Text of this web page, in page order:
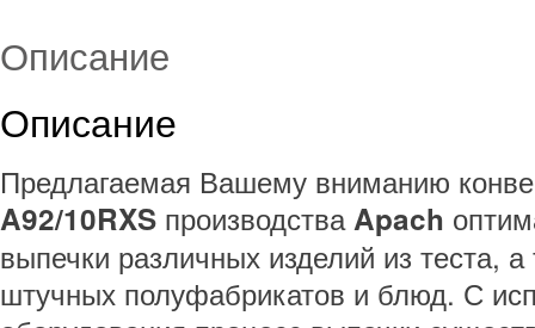
Описание
Описание
Предлагаемая Вашему вниманию
A92/10RXS производстваApach
выпечки различных изделий из теста,
штучных полуфабрикатов и блюд. С